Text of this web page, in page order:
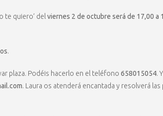
te quiero’ delviernes 2 de octubre será de 17,00 a
.
plaza. Podéis hacerlo en el teléfono 658015054.
. Laura os atenderá encantada y resolverá